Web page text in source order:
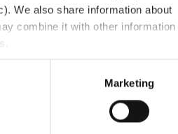
We also share information about
combine it with other information
consent, which you can express
Marketing